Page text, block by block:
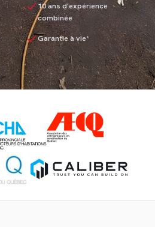
10 ans d'expérience
combinée
Garantie à vie*